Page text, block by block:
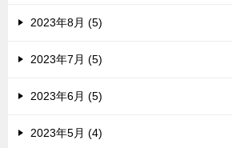
2023年8月 (5)
2023年7月 (5)
2023年6月 (5)
2023年5月 (4)